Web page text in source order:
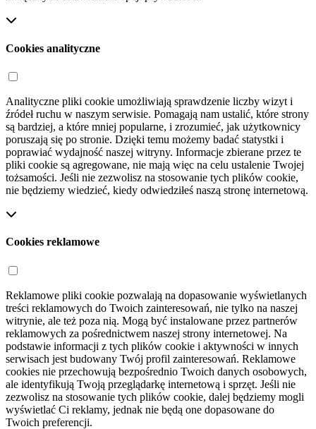
Cookies analityczne
Analityczne pliki cookie umożliwiają sprawdzenie liczby wizyt i
źródeł ruchu w naszym serwisie. Pomagają nam ustalić, które strony
są bardziej, a które mniej popularne, i zrozumieć, jak użytkownicy
poruszają się po stronie. Dzięki temu możemy badać statystki i
poprawiać wydajność naszej witryny. Informacje zbierane przez te
pliki cookie są agregowane, nie mają więc na celu ustalenie Twojej
tożsamości. Jeśli nie zezwolisz na stosowanie tych plików cookie,
nie będziemy wiedzieć, kiedy odwiedziłeś naszą stronę internetową.
Cookies reklamowe
Reklamowe pliki cookie pozwalają na dopasowanie wyświetlanych
treści reklamowych do Twoich zainteresowań, nie tylko na naszej
witrynie, ale też poza nią. Mogą być instalowane przez partnerów
reklamowych za pośrednictwem naszej strony internetowej. Na
podstawie informacji z tych plików cookie i aktywności w innych
serwisach jest budowany Twój profil zainteresowań. Reklamowe
cookies nie przechowują bezpośrednio Twoich danych osobowych,
ale identyfikują Twoją przeglądarkę internetową i sprzęt. Jeśli nie
zezwolisz na stosowanie tych plików cookie, dalej będziemy mogli
wyświetlać Ci reklamy, jednak nie będą one dopasowane do
Twoich preferencji.